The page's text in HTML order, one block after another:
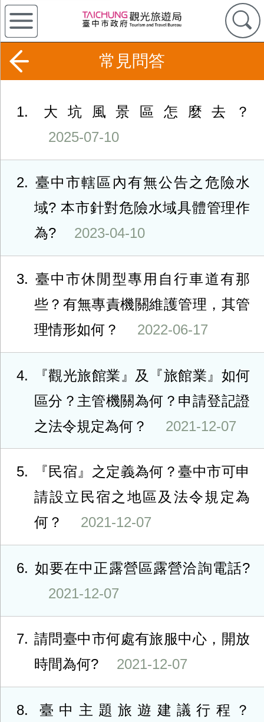
常見問答
1
大坑風景區怎麼去？
2025-07-10
2
臺中市轄區內有無公告之危險水
域? 本市針對危險水域具體管理作
為?
2023-04-10
3
臺中市休閒型專用自行車道有那
些？有無專責機關維護管理，其管
理情形如何？
2022-06-17
4
『觀光旅館業』及『旅館業』如何
區分？主管機關為何？申請登記證
之法令規定為何？
2021-12-07
5
『民宿』之定義為何？臺中市可申
請設立民宿之地區及法令規定為
何？
2021-12-07
6
如要在中正露營區露營洽詢電話?
2021-12-07
7
請問臺中市何處有旅服中心，開放
時間為何?
2021-12-07
8
臺中主題旅遊建議行程？